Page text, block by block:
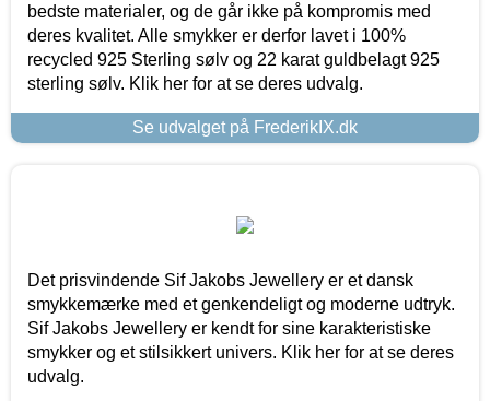
bedste materialer, og de går ikke på kompromis med
deres kvalitet. Alle smykker er derfor lavet i 100%
recycled 925 Sterling sølv og 22 karat guldbelagt 925
sterling sølv. Klik her for at se deres udvalg.
Se udvalget på FrederikIX.dk
Det prisvindende Sif Jakobs Jewellery er et dansk
smykkemærke med et genkendeligt og moderne udtryk.
Sif Jakobs Jewellery er kendt for sine karakteristiske
smykker og et stilsikkert univers. Klik her for at se deres
udvalg.